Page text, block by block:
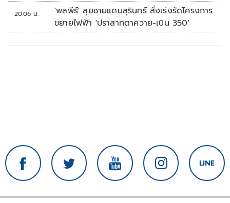
20:06 น.
'พลพีร์' ลุยชายแดนสุรินทร์ สั่งเร่งรัดโครงการ
ขยายไฟฟ้า 'ปราสาทตาควาย-เนิน 350'